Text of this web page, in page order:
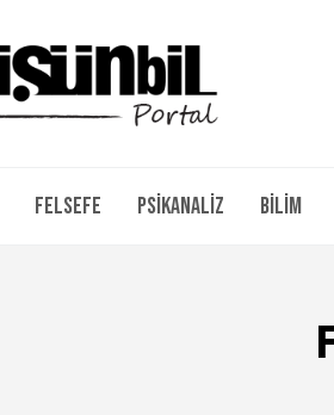
Felsefe Psikanaliz Bilim